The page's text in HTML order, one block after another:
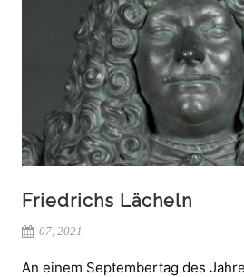
Friedrichs Lächeln
07, 2021
An einem Septembertag des